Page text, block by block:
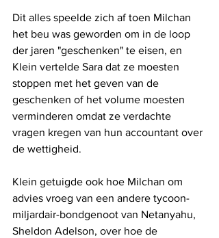
Dit alles speelde zich af toen Milchan
het beu was geworden om in de loop
der jaren "geschenken" te eisen, en
Klein vertelde Sara dat ze moesten
stoppen met het geven van de
geschenken of het volume moesten
verminderen omdat ze verdachte
vragen kregen van hun accountant over
de wettigheid.
Klein getuigde ook hoe Milchan om
advies vroeg van een andere tycoon-
miljardair-bondgenoot van Netanyahu,
Sheldon Adelson, over hoe de